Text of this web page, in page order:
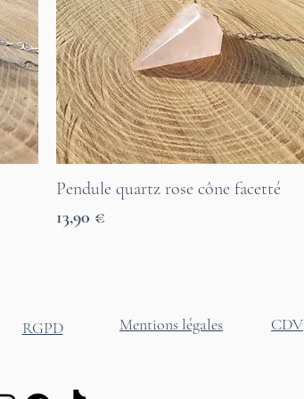
Aperçu rapide
Pendule quartz rose cône facetté
Prix
13,90 €
RGPD Mentions légales CDV